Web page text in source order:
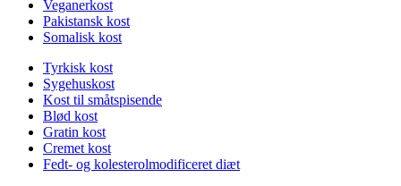
Veganerkost
Pakistansk kost
Somalisk kost
Tyrkisk kost
Sygehuskost
Kost til småtspisende
Blød kost
Gratin kost
Cremet kost
Fedt- og kolesterolmodificeret diæt